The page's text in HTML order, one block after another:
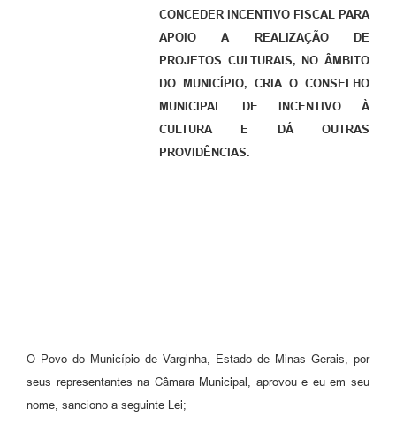
CONCEDER INCENTIVO FISCAL PARA
APOIO A REALIZAÇÃO DE
PROJETOS CULTURAIS, NO ÂMBITO
DO MUNICÍPIO, CRIA O CONSELHO
MUNICIPAL DE INCENTIVO À
CULTURA E DÁ OUTRAS
PROVIDÊNCIAS.
O Povo do Município de Varginha, Estado de Minas Gerais, por
seus representantes na Câmara Municipal, aprovou e eu em seu
nome, sanciono a seguinte Lei;